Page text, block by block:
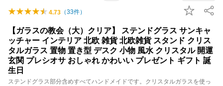
4.73 （33件）
【ガラスの教会（大）クリア】 ステンドグラス サンキャ
ッチャー インテリア 北欧 雑貨 北欧雑貨 スタンド クリス
タルガラス 置物 置き型 デスク 小物 風水 クリスタル 開運
玄関 プレシオサ おしゃれ かわいい プレゼント ギフト 誕
生日
ステンドグラス部分含めすべてハンドメイドです。クリスタルガラスを使っ